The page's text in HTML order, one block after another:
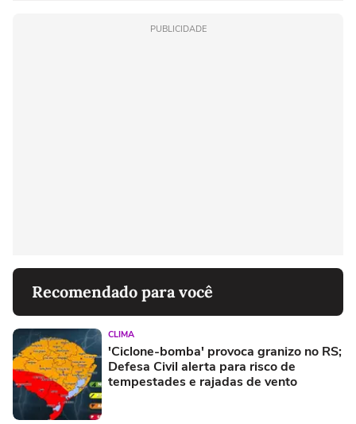
PUBLICIDADE
Recomendado para você
CLIMA
'Ciclone-bomba' provoca granizo no RS;
Defesa Civil alerta para risco de
tempestades e rajadas de vento